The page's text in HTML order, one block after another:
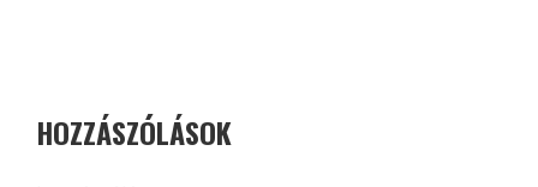
HOZZÁSZÓLÁSOK